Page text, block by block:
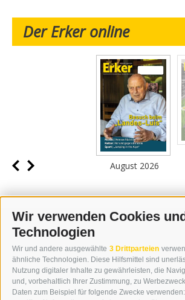
Wir verwenden Cookies
Technologien
Wir und andere ausgewählte 3 Drittparteien
ähnliche Technologien. Diese Hilfsmittel sind
Nutzung digitaler Inhalte zu gewährleisten, die
und, vorbehaltlich Ihrer Zustimmung, zu
Daten zum Beispiel für folgende Zwecke
Der Erker online
August 2026
KONTAKT
WIPP-MEDIA GMBH
DER ERKER
NEUSTADT 20A